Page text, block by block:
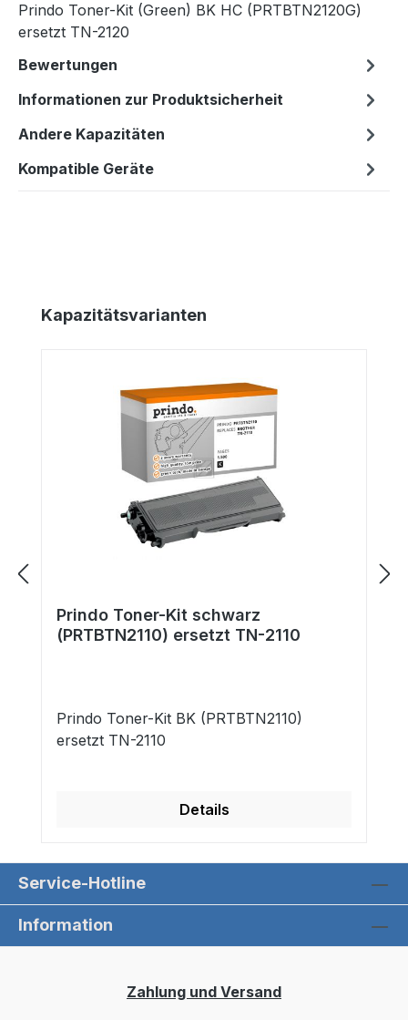
Prindo Toner-Kit (Green) BK HC (PRTBTN2120G)
ersetzt TN-2120
Bewertungen
Informationen zur Produktsicherheit
Andere Kapazitäten
Kompatible Geräte
Produktgalerie überspringen
Kapazitätsvarianten
Prindo Toner-Kit schwarz
(PRTBTN2110) ersetzt TN-2110
Prindo Toner-Kit BK (PRTBTN2110)
ersetzt TN-2110
Details
Service-Hotline
Information
Zahlung und Versand